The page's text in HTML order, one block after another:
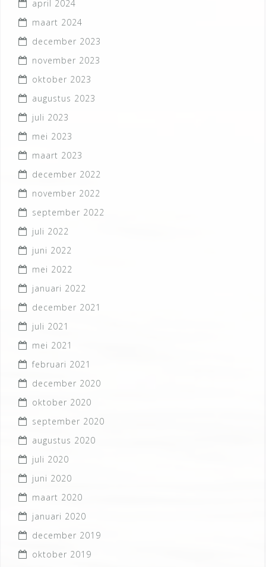
april 2024
maart 2024
december 2023
november 2023
oktober 2023
augustus 2023
juli 2023
mei 2023
maart 2023
december 2022
november 2022
september 2022
juli 2022
juni 2022
mei 2022
januari 2022
december 2021
juli 2021
mei 2021
februari 2021
december 2020
oktober 2020
september 2020
augustus 2020
juli 2020
juni 2020
maart 2020
januari 2020
december 2019
oktober 2019